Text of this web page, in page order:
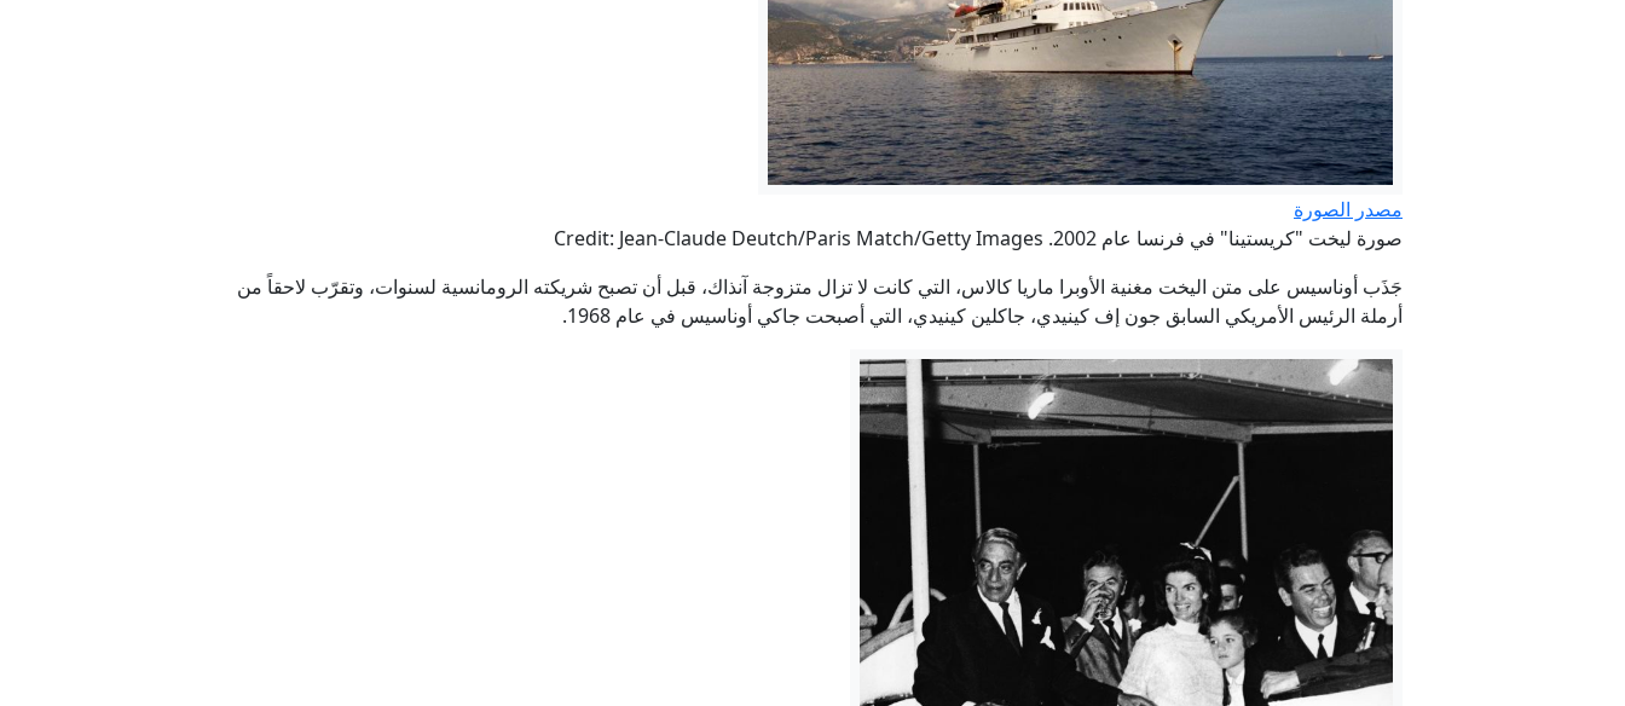
في الذكرى السنوية الثانية لبدء الهجوم الأوكراني على كورسك.. الخارجية الروسية تسمي هدفه
استنفار أمني في العراق.. تعزيزات إلى بغداد ومراقبة لتحركات الفصائل المسلحة
مصدر الصورة
صورة ليخت "كريستينا" في فرنسا عام 2002. Credit: Jean-Claude Deutch/Paris Match/Getty Images
جَذَب أوناسيس على متن اليخت مغنية الأوبرا ماريا كالاس، التي كانت لا تزال متزوجة آنذاك، قبل أن تصبح شريكته الرومانسية لسنوات، وتقرّب لاحقاً من
أرملة الرئيس الأمريكي السابق جون إف كينيدي، جاكلين كينيدي، التي أصبحت جاكي أوناسيس في عام 1968.